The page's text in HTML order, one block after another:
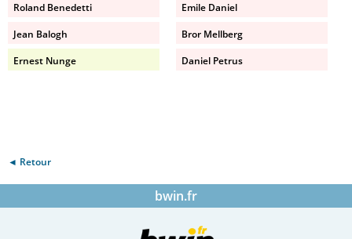
Roland Benedetti
Jean Balogh
Ernest Nunge
Emile Daniel
Bror Mellberg
Daniel Petrus
◄ Retour
bwin.fr